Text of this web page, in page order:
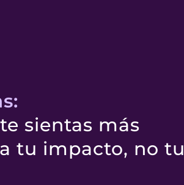
sientas más
tu impacto, no tu